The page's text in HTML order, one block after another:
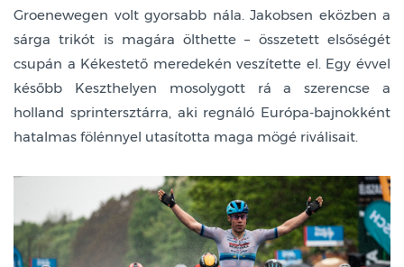
Groenewegen volt gyorsabb nála. Jakobsen eközben a
sárga trikót is magára ölthette – összetett elsőségét
csupán a Kékestető meredekén veszítette el. Egy évvel
később Keszthelyen mosolygott rá a szerencse a
holland sprintersztárra, aki regnáló Európa-bajnokként
hatalmas fölénnyel utasította maga mögé riválisait.